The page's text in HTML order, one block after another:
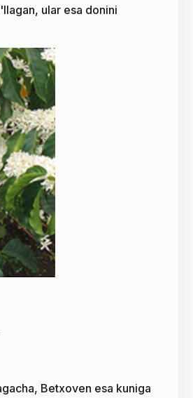
ular esa donini
Betxoven esa kuniga